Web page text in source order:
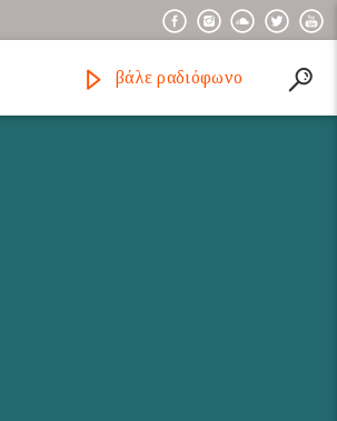
βάλε ραδιόφωνο